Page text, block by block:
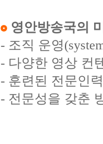
영안방송국의
- 조직 운영
- 다양한 영상 컨
- 훈련된 전문인
- 전문성을 갖춘